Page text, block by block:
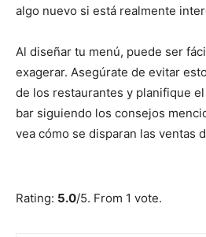
algo nuevo si está realmente
Al diseñar tu menú, puede ser
exagerar. Asegúrate de evitar
de los restaurantes y planifique
bar siguiendo los consejos
vea cómo se disparan las ventas
Rating: 5.0/5. From 1 vote.